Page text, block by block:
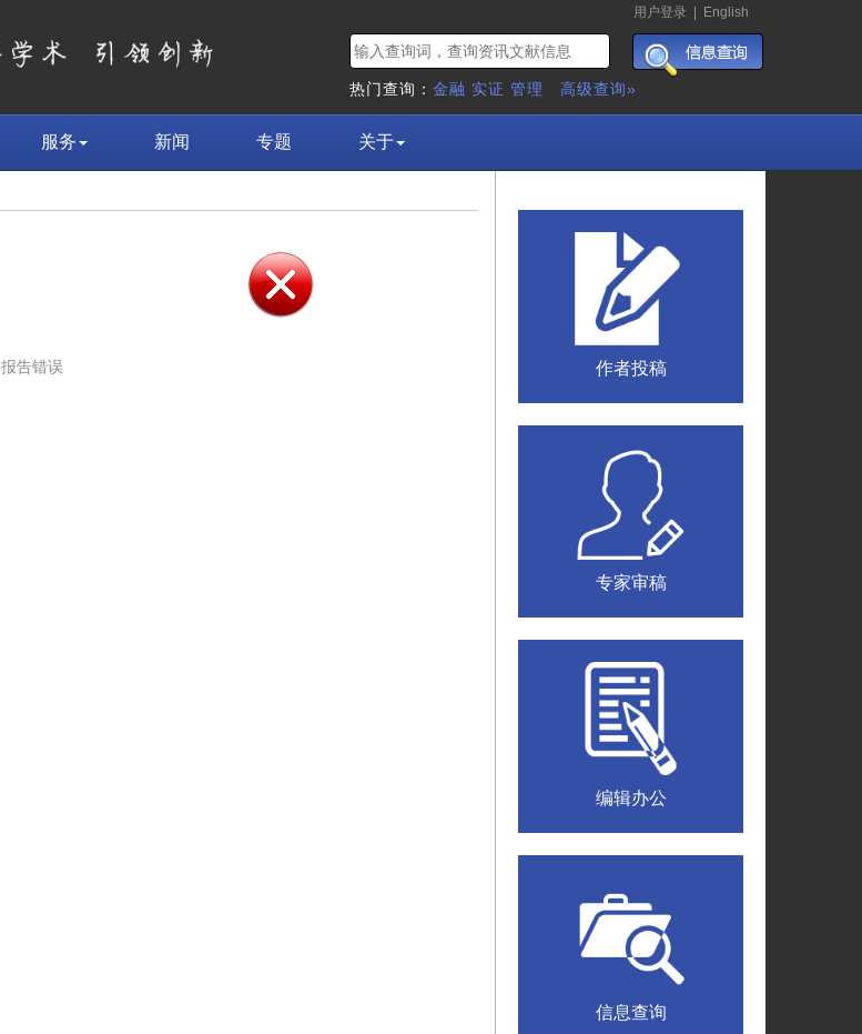
用户登录 English
热门查询： 金融 实证 管理 高级查询»
服务 新闻 专题 关于
报告错误 作者投稿
专家审稿
编辑办公
信息查询